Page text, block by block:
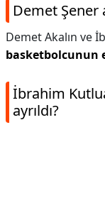
Demet Şener
Demet Akalın ve
basketbolcunun
İbrahim
ayrıldı?